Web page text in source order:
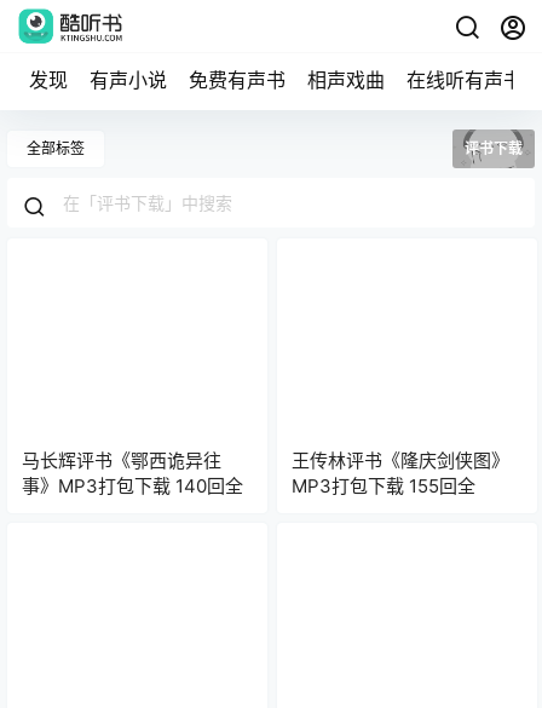
发现 有声小说 免费有声书 相声戏曲 在线听有声书
全部标签 评书下载
马长辉评书《鄂西诡异往
事》MP3打包下载 140回全
王传林评书《隆庆剑侠图》
MP3打包下载 155回全